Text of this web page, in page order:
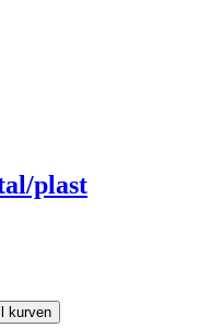
plast
kurven